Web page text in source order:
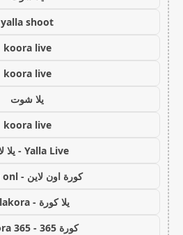
yalla shoot
koora live
koora live
يلا شوت
koora live
Yalla Live - يلا لايف
كورة اون لاين - koora onl
يلا كورة - yallakora
كورة 365 - kooora 365